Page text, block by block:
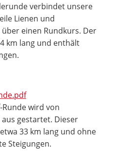
verbindet unsere
Lienen und
einen Rundkurs. Der
km lang und enthält
wird von
gestartet. Dieser
33 km lang und ohne
Steigungen.